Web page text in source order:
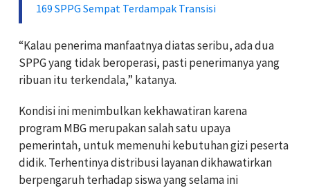
169 SPPG Sempat Terdampak Transisi
“Kalau penerima manfaatnya diatas seribu, ada dua
SPPG yang tidak beroperasi, pasti penerimanya yang
ribuan itu terkendala,” katanya.
Kondisi ini menimbulkan kekhawatiran karena
program MBG merupakan salah satu upaya
pemerintah, untuk memenuhi kebutuhan gizi peserta
didik. Terhentinya distribusi layanan dikhawatirkan
berpengaruh terhadap siswa yang selama ini